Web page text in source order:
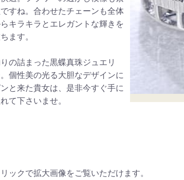
すね。合わせたチェーンも全体
キラキラとエレガントな輝きを
ます。
の詰まった黒蝶真珠ジュエリ
個性美の光る大胆なデザインに
ンと来た貴女は、是非今すぐ手に
て下さいませ。
ックで拡大画像をご覧いただけます。
ご注文手続き カートを見る